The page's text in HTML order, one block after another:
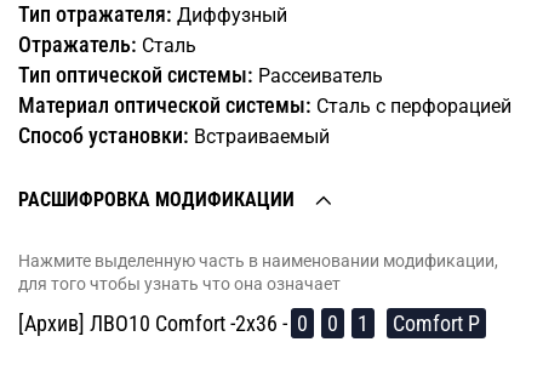
Тип отражателя: Диффузный
Отражатель: Сталь
Тип оптической системы: Рассеиватель
Материал оптической системы: Сталь с перфорацией
Способ установки: Встраиваемый
РАСШИФРОВКА МОДИФИКАЦИИ
Нажмите выделенную часть в наименовании модификации,
для того чтобы узнать что она означает
[Архив] ЛВО10 Comfort -2х36 - 0 0 1 Comfort P